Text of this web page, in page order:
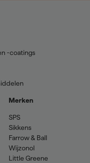
-coatings
Merken
SPS
Sikkens
Farrow & Ball
Wijzonol
Little Greene